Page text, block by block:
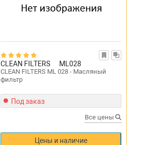
CLEAN FILTERS ML028
CLEAN FILTERS ML 028 - Масляный
фильтр
Под заказ
Все цены
Цены и наличие